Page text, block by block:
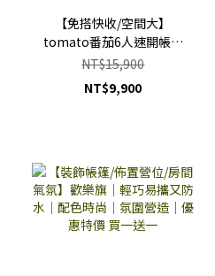
【免搭快收/空間大】
tomato番茄6人速開帳篷
｜拋帳｜快速搭帳
NT$15,900
NT$9,900